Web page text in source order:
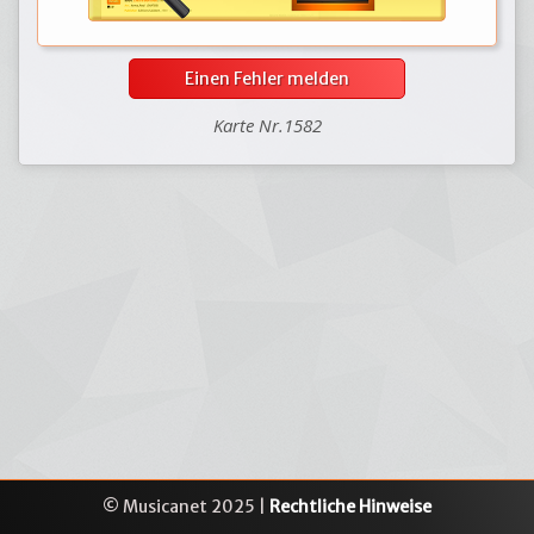
Einen Fehler melden
Karte Nr.1582
© Musicanet 2025 | Rechtliche Hinweise